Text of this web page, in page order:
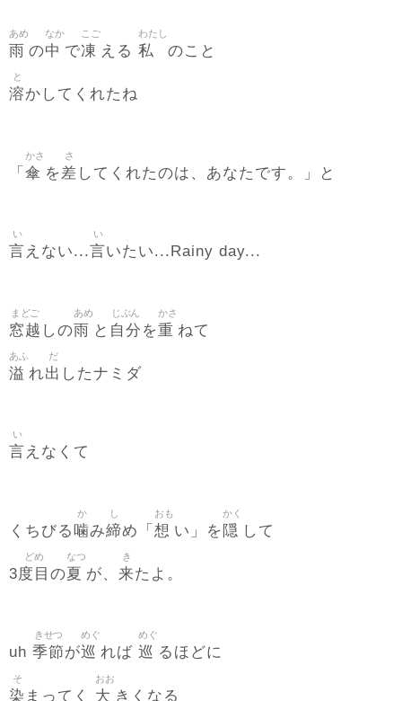
雨
あめ
の中
なか
で凍
こご
える 私
わたし
のこと
溶
と
かしてくれたね
「 傘
かさ
を差
さ
してくれたのは、あなたです。」と
言
い
えない...言
い
いたい...Rainy day...
窓越
まどご
しの雨
あめ
と 自分
じぶん
を重
かさ
ねて
溢
あふ
れ出
だ
したナミダ
言
い
えなくて
くちびる 噛
か
み締
し
め「 想
おも
い」を 隠
かく
して
3度目
どめ
の夏
なつ
が、 来
き
たよ。
uh 季節
きせつ
が巡
めぐ
れば 巡
めぐ
るほどに
染
そ
まってく 大
おお
きくなる